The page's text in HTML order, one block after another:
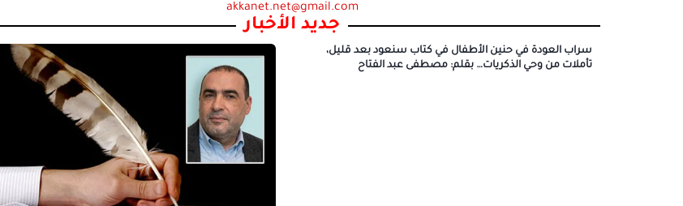
akkanet.net@gmail.com
جديد الأخبار
سراب العودة في حنين الأطفال في كتاب سنعود بعد قليل،
تأملات من وحي الذكريات… بقلم: مصطفى عبد الفتاح